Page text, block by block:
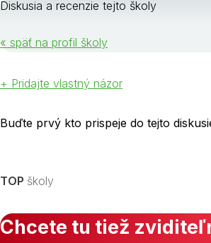
Diskusia a recenzie tejto školy
« späť na profil školy
+ Pridajte vlastný názor
Buďte prvý kto prispeje do tejto
TOP školy
Chcete tu tiež